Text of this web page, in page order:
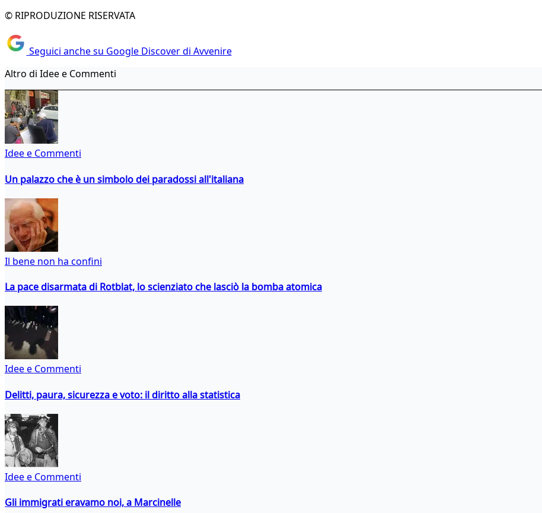
© RIPRODUZIONE RISERVATA
Seguici anche su Google Discover di Avvenire
Altro di Idee e Commenti
Idee e Commenti
Un palazzo che è un simbolo dei paradossi all'italiana
Il bene non ha confini
La pace disarmata di Rotblat, lo scienziato che lasciò la bomba atomica
Idee e Commenti
Delitti, paura, sicurezza e voto: il diritto alla statistica
Idee e Commenti
Gli immigrati eravamo noi, a Marcinelle